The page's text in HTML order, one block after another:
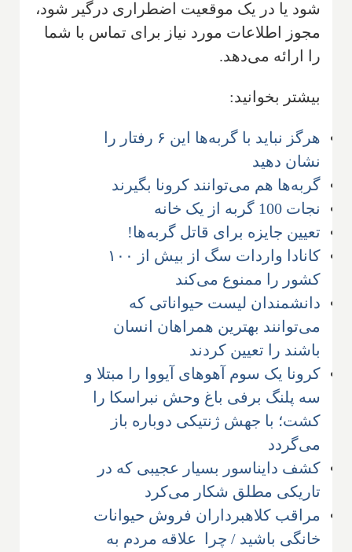
شود یا در یک موقعیت اضطراری درگیر شود،
مجوز اطلاعات مورد نیاز برای تماس با شما
را ارائه می‌دهد.
بیشتر بخوانید:
هرگز نباید با گربه‌ها این ‌۶ رفتار را
نشان دهید
گربه‌ها هم می‌توانند کرونا بگیرند
نجات 100 گربه از یک خانه
تعیین جایزه برای قاتل گربه‌ها!
کانادا واردات سگ از بیش از ۱۰۰
کشور را ممنوع می‌کند
دانشمندان لیست حیواناتی که
می‌توانند بهترین همراهان انسان
باشند را تعیین کردند
کرونا یک سوم آهوهای آیووا را مبتلا و
سه پلنگ برفی باغ وحش نبراسکا را
کشت؛ با جهش ژنتیکی دوباره باز
می‌گردد
کشف دایناسور بسیار عجیبی که در
تاریکی مطلق شکار می‌کرد
مراقب کلاهبرداران فروش حیوانات
خانگی باشید / چرا علاقه مردم به